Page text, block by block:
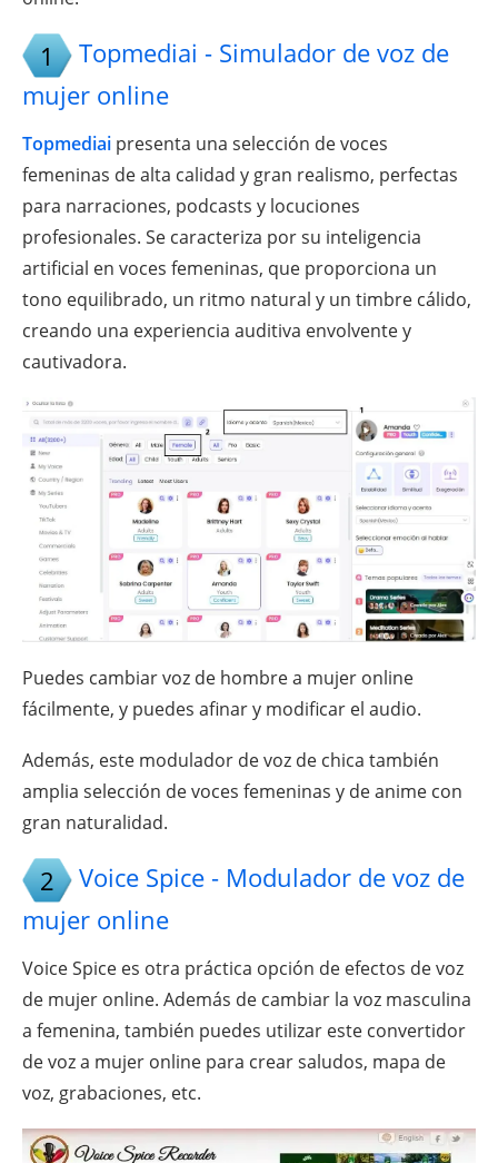
1
Topmediai - Simulador de voz de
mujer online
Topmediai presenta una selección de voces
femeninas de alta calidad y gran realismo, perfectas
para narraciones, podcasts y locuciones
profesionales. Se caracteriza por su inteligencia
artificial en voces femeninas, que proporciona un
tono equilibrado, un ritmo natural y un timbre cálido,
creando una experiencia auditiva envolvente y
cautivadora.
Puedes cambiar voz de hombre a mujer online
fácilmente, y puedes afinar y modificar el audio.
Además, este modulador de voz de chica también
amplia selección de voces femeninas y de anime con
gran naturalidad.
2
Voice Spice - Modulador de voz de
mujer online
Voice Spice es otra práctica opción de efectos de voz
de mujer online. Además de cambiar la voz masculina
a femenina, también puedes utilizar este convertidor
de voz a mujer online para crear saludos, mapa de
voz, grabaciones, etc.